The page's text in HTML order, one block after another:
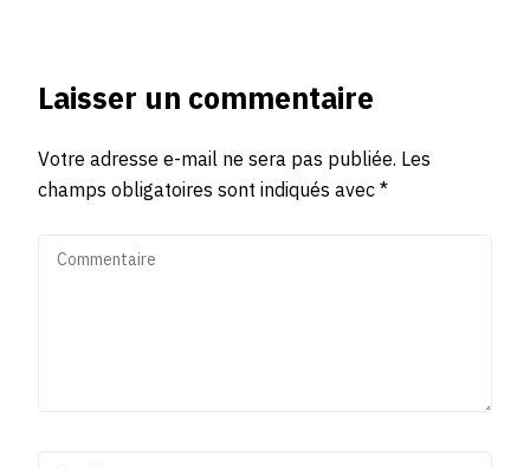
Laisser un commentaire
Votre adresse e-mail ne sera pas publiée. Les
champs obligatoires sont indiqués avec*